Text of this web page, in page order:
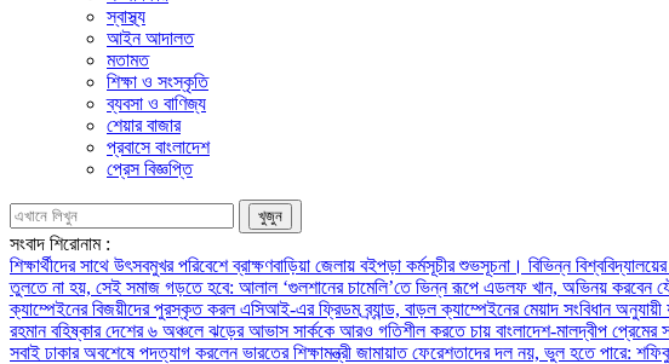
স্বাস্থ্য
আইন আদালত
মতামত
শিক্ষা ও সংস্কৃতি
ব্যবসা ও বাণিজ্য
শেয়ার বাজার
প্রবাসে বাংলাদেশ
প্রেস বিজ্ঞপ্তি
সংবাদ শিরোনাম :
শিক্ষার্থীদের সাথে উৎসবমুখর পরিবেশে ব্রাক্ষণবাড়িয়া জেলায় বইপড়া কর্মসূচীর শুভসূচনা। বিভিন্ন
তুলতে না হয়, সেই সমাজ গড়তে হবে: আলাল ‘গুলশানের চামেলি’তে ভিন্ন রূপে এডলফ খান, অভিনয় করবেন
ক্যাম্পেইনের বিজয়ীদের পুরস্কৃত করল এসিআই-এর ফ্রিডম ব্র্যান্ড, বাড়ল ক্যাম্পেইনের মেয়াদ সংবিধান অনুযায়ী
রহমান বহিষ্কারদেশের ৬ অঞ্চলে ঝড়ের আভাসসার্ককে আরও গতিশীল করতে চায় বাংলাদেশ-মালদ্বীপ প্রেমের
সবাই ঢাকারঅবশেষে পদত্যাগ করলেন ভারতের শিক্ষামন্ত্রী জামায়াত ফেরেশতাদের দল নয়, ভুল হতে পারে: